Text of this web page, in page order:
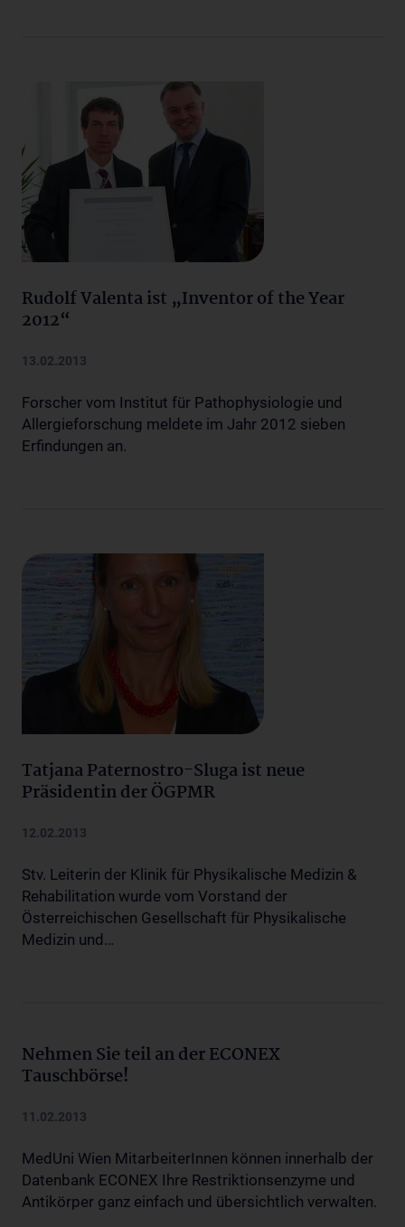
Rudolf Valenta ist „Inventor of the Year
2012“
13.02.2013
Forscher vom Institut für Pathophysiologie und
Allergieforschung meldete im Jahr 2012 sieben
Erfindungen an.
Tatjana Paternostro-Sluga ist neue
Präsidentin der ÖGPMR
12.02.2013
Stv. Leiterin der Klinik für Physikalische Medizin &
Rehabilitation wurde vom Vorstand der
Österreichischen Gesellschaft für Physikalische
Medizin und…
Nehmen Sie teil an der ECONEX
Tauschbörse!
11.02.2013
MedUni Wien MitarbeiterInnen können innerhalb der
Datenbank ECONEX Ihre Restriktionsenzyme und
Antikörper ganz einfach und übersichtlich verwalten.